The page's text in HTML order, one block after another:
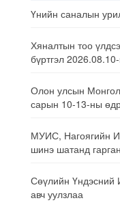
Үнийн саналын
Хяналтын тоо
бүртгэл
Олон улсын
сарын 10-13-ны
МУИС, Нагоягийн
шинэ шатанд
Сөүлийн Үндэсний
авч уулзлаа